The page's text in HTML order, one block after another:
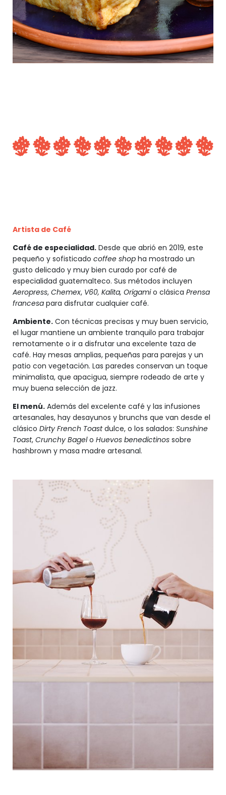
Artista de Café
Café de especialidad. Desde que abrió en 2019, este
pequeño y sofisticado coffee shop ha mostrado un
gusto delicado y muy bien curado por café de
especialidad guatemalteco. Sus métodos incluyen
Aeropress, Chemex, V60, Kalita, Origamio clásica Prensa
francesa para disfrutar cualquier café.
Ambiente. Con técnicas precisas y muy buen servicio,
el lugar mantiene un ambiente tranquilo para trabajar
remotamente o ir a disfrutar una excelente taza de
café. Hay mesas amplias, pequeñas para parejas y un
patio con vegetación. Las paredes conservan un toque
minimalista, que apacigua, siempre rodeado de arte y
muy buena selección de jazz.
El menú. Además del excelente café y las infusiones
artesanales, hay desayunos y brunchs que van desde el
clásico Dirty French Toastdulce, o los salados: Sunshine
Toast, Crunchy Bagelo Huevos benedictinos sobre
hashbrown y masa madre artesanal.